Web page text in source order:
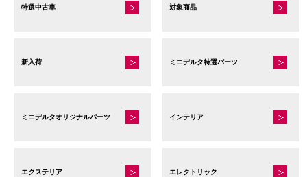
特選中古車 対象商品
新入荷 ミニデルタ特選パーツ
ミニデルタオリジナルパーツ インテリア
エクステリア エレクトリック